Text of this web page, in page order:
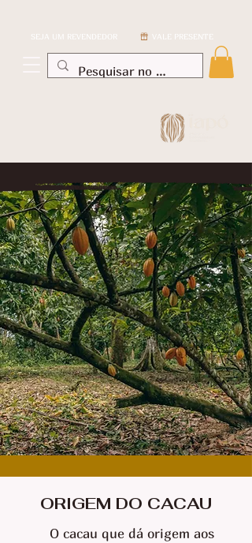
VALE PRESENTE
SEJA UM REVENDEDOR
ORIGEM DO CACAU
O cacau que dá origem aos